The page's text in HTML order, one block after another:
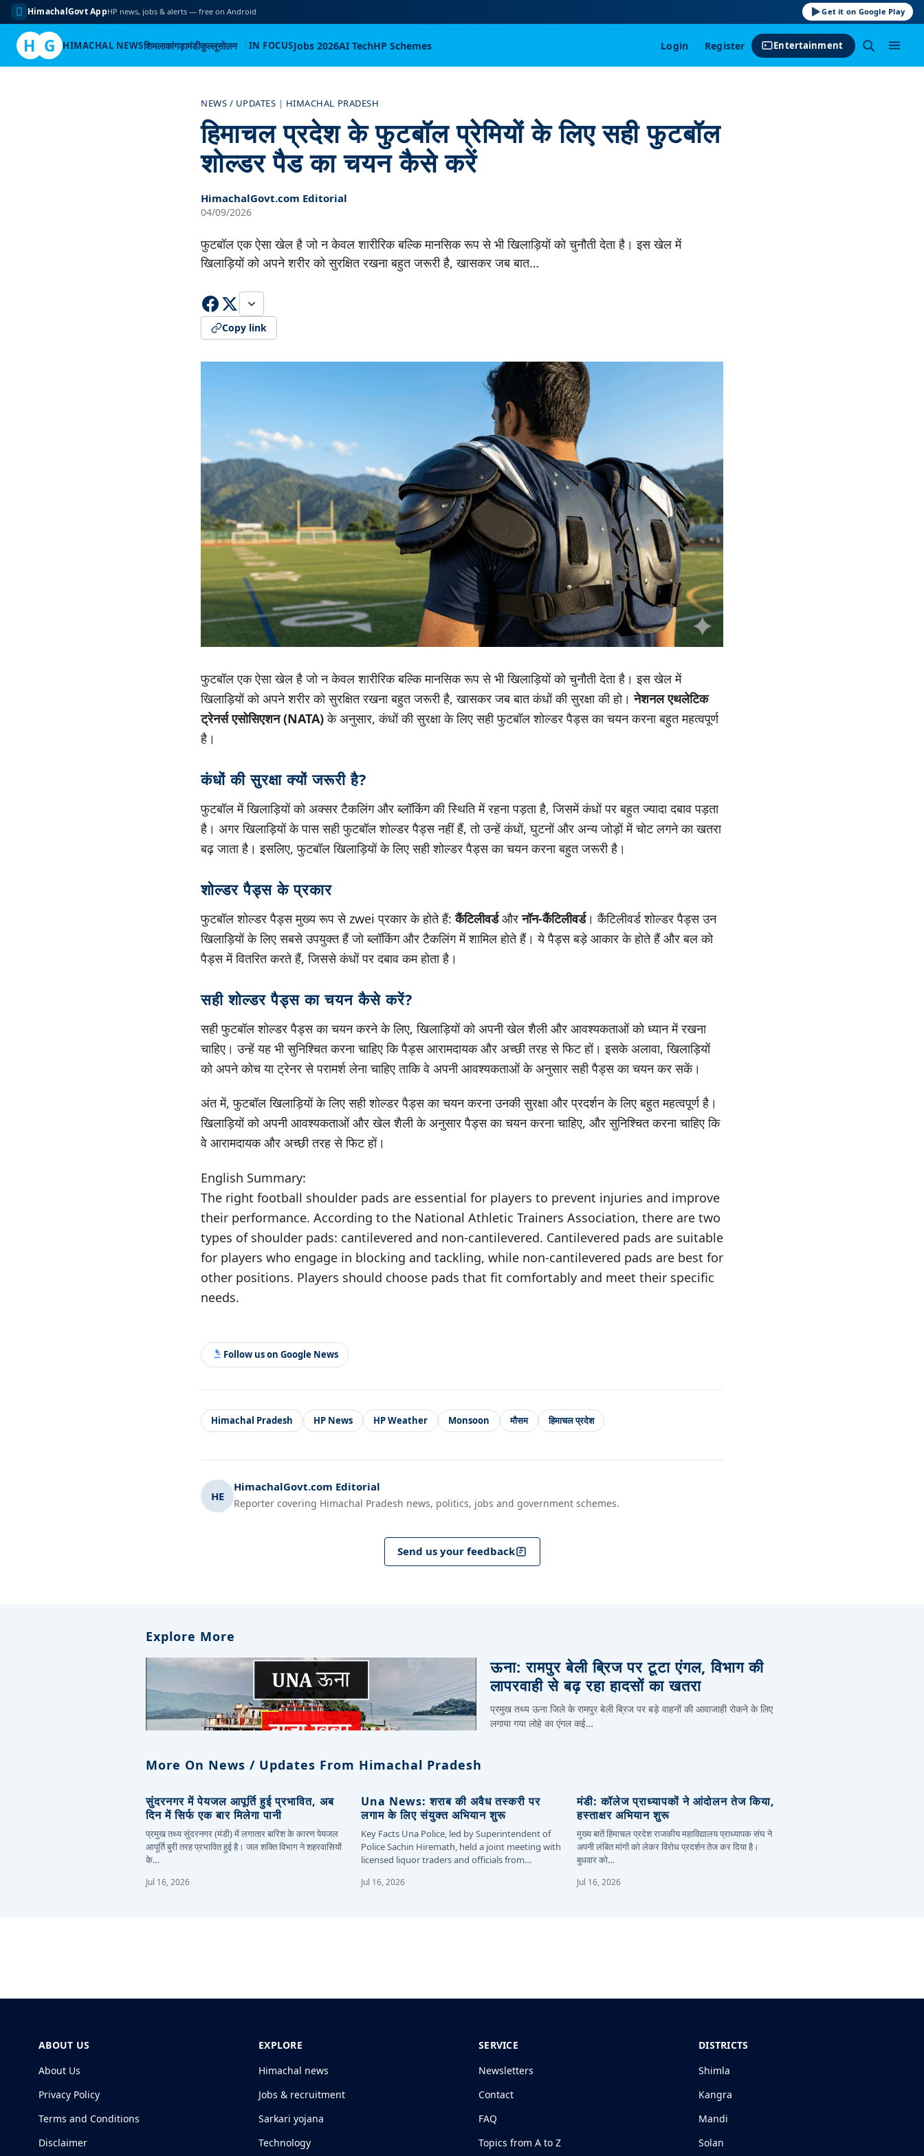
HimachalGovt AppHP news, jobs & alerts — free on Android Get it on Google Play
H G HIMACHAL NEWSशिमलाकांगड़ामंडीकुल्लूसोलन IN FOCUSJobs 2026AI TechHP Schemes Login · Register Entertainment
NEWS / UPDATES | HIMACHAL PRADESH
हिमाचल प्रदेश के फुटबॉल प्रेमियों के लिए सही फुटबॉल
शोल्डर पैड का चयन कैसे करें
HimachalGovt.com Editorial
04/09/2026
फुटबॉल एक ऐसा खेल है जो न केवल शारीरिक बल्कि मानसिक रूप से भी खिलाड़ियों को चुनौती देता है। इस खेल में
खिलाड़ियों को अपने शरीर को सुरक्षित रखना बहुत जरूरी है, खासकर जब बात…
Copy link
फुटबॉल एक ऐसा खेल है जो न केवल शारीरिक बल्कि मानसिक रूप से भी खिलाड़ियों को चुनौती देता है। इस खेल में
खिलाड़ियों को अपने शरीर को सुरक्षित रखना बहुत जरूरी है, खासकर जब बात कंधों की सुरक्षा की हो।नेशनल एथलेटिक
ट्रेनर्स एसोसिएशन (NATA)के अनुसार, कंधों की सुरक्षा के लिए सही फुटबॉल शोल्डर पैड्स का चयन करना बहुत महत्वपूर्ण
है।
कंधों की सुरक्षा क्यों जरूरी है?
फुटबॉल में खिलाड़ियों को अक्सर टैकलिंग और ब्लॉकिंग की स्थिति में रहना पड़ता है, जिसमें कंधों पर बहुत ज्यादा दबाव पड़ता
है। अगर खिलाड़ियों के पास सही फुटबॉल शोल्डर पैड्स नहीं हैं, तो उन्हें कंधों, घुटनों और अन्य जोड़ों में चोट लगने का खतरा
बढ़ जाता है। इसलिए, फुटबॉल खिलाड़ियों के लिए सही शोल्डर पैड्स का चयन करना बहुत जरूरी है।
शोल्डर पैड्स के प्रकार
फुटबॉल शोल्डर पैड्स मुख्य रूप से zwei प्रकार के होते हैं:कैंटिलीवर्डऔरनॉन-कैंटिलीवर्ड। कैंटिलीवर्ड शोल्डर पैड्स उन
खिलाड़ियों के लिए सबसे उपयुक्त हैं जो ब्लॉकिंग और टैकलिंग में शामिल होते हैं। ये पैड्स बड़े आकार के होते हैं और बल को
पैड्स में वितरित करते हैं, जिससे कंधों पर दबाव कम होता है।
सही शोल्डर पैड्स का चयन कैसे करें?
सही फुटबॉल शोल्डर पैड्स का चयन करने के लिए, खिलाड़ियों को अपनी खेल शैली और आवश्यकताओं को ध्यान में रखना
चाहिए। उन्हें यह भी सुनिश्चित करना चाहिए कि पैड्स आरामदायक और अच्छी तरह से फिट हों। इसके अलावा, खिलाड़ियों
को अपने कोच या ट्रेनर से परामर्श लेना चाहिए ताकि वे अपनी आवश्यकताओं के अनुसार सही पैड्स का चयन कर सकें।
अंत में, फुटबॉल खिलाड़ियों के लिए सही शोल्डर पैड्स का चयन करना उनकी सुरक्षा और प्रदर्शन के लिए बहुत महत्वपूर्ण है।
खिलाड़ियों को अपनी आवश्यकताओं और खेल शैली के अनुसार पैड्स का चयन करना चाहिए, और सुनिश्चित करना चाहिए कि
वे आरामदायक और अच्छी तरह से फिट हों।
English Summary:
The right football shoulder pads are essential for players to prevent injuries and improve
their performance. According to the National Athletic Trainers Association, there are two
types of shoulder pads: cantilevered and non-cantilevered. Cantilevered pads are suitable
for players who engage in blocking and tackling, while non-cantilevered pads are best for
other positions. Players should choose pads that fit comfortably and meet their specific
needs.
Follow us on Google News
Himachal Pradesh HP News HP Weather Monsoon मौसम हिमाचल प्रदेश
HE
HimachalGovt.com Editorial
Reporter covering Himachal Pradesh news, politics, jobs and government schemes.
Send us your feedback
Explore More
ऊना: रामपुर बेली ब्रिज पर टूटा एंगल, विभाग की
लापरवाही से बढ़ रहा हादसों का खतरा
प्रमुख तथ्य ऊना जिले के रामपुर बेली ब्रिज पर बड़े वाहनों की आवाजाही रोकने के लिए
लगाया गया लोहे का एंगल कई…
More On News / Updates From Himachal Pradesh
सुंदरनगर में पेयजल आपूर्ति हुई प्रभावित, अब
दिन में सिर्फ एक बार मिलेगा पानी
प्रमुख तथ्य सुंदरनगर (मंडी) में लगातार बारिश के कारण पेयजल
आपूर्ति बुरी तरह प्रभावित हुई है। जल शक्ति विभाग ने शहरवासियों
के…
Jul 16, 2026
Una News: शराब की अवैध तस्करी पर
लगाम के लिए संयुक्त अभियान शुरू
Key Facts Una Police, led by Superintendent of
Police Sachin Hiremath, held a joint meeting with
licensed liquor traders and officials from…
Jul 16, 2026
मंडी: कॉलेज प्राध्यापकों ने आंदोलन तेज किया,
हस्ताक्षर अभियान शुरू
मुख्य बातें हिमाचल प्रदेश राजकीय महाविद्यालय प्राध्यापक संघ ने
अपनी लंबित मांगों को लेकर विरोध प्रदर्शन तेज कर दिया है।
बुधवार को…
Jul 16, 2026
ABOUT US
About Us
Privacy Policy
Terms and Conditions
Disclaimer
EXPLORE
Himachal news
Jobs & recruitment
Sarkari yojana
Technology
SERVICE
Newsletters
Contact
FAQ
Topics from A to Z
DISTRICTS
Shimla
Kangra
Mandi
Solan